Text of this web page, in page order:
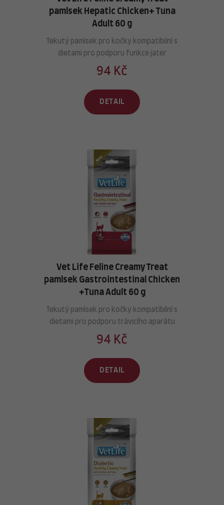
pamlsek Hepatic Chicken+ Tuna
Adult 60 g
Tekutý pamlsek pro kočky kompatibilní s
dietami pro podporu funkce jater
94 Kč
DETAIL
Vet Life Feline Creamy Treat
pamlsek Gastrointestinal Chicken
+Tuna Adult 60 g
Tekutý pamlsek pro kočky kompatibilní s
dietami pro podporu trávicího aparátu
94 Kč
DETAIL